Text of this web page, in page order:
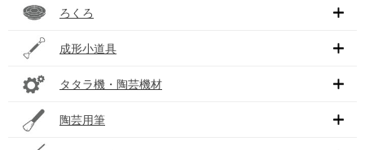
ろくろ
成形小道具
タタラ機・陶芸機材
陶芸用筆